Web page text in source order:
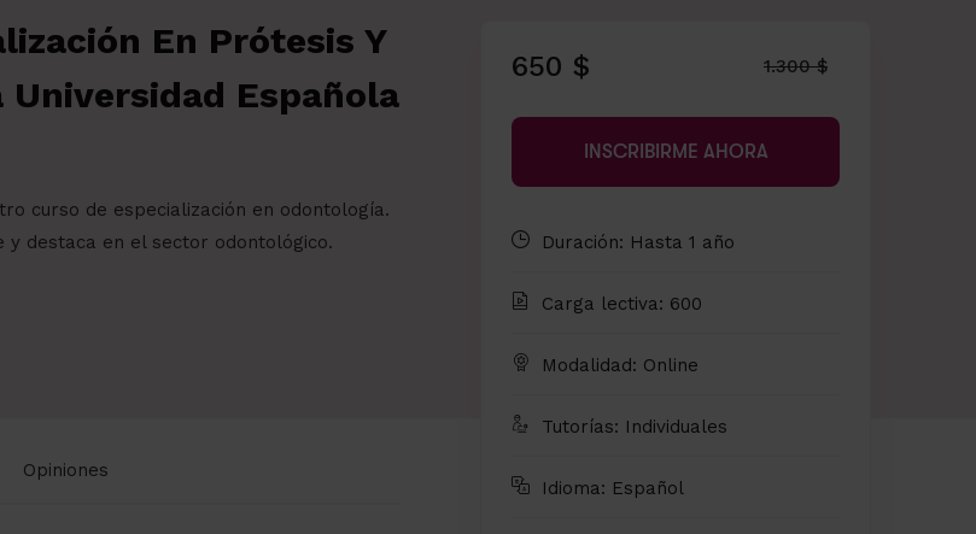
En Prótesis Y
Española
curso de especialización en odontología.
destaca en el sector odontológico.
Opiniones
650 $ 1.300 $
INSCRIBIRME AHORA
Duración: Hasta 1 año
Carga lectiva: 600
Modalidad: Online
Tutorías: Individuales
Idioma: Español